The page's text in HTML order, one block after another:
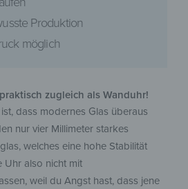
Produktion
möglich
zugleich als Wanduhr!
dass modernes Glas überaus
nur vier Millimeter starkes
welches eine hohe Stabilität
Uhr also nicht mit
weil du Angst hast, dass jene